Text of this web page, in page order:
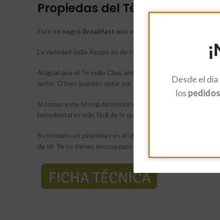
Desde el día
los
Propiedas del Té Negro
Este té negro Breakfast eco está compuesto por dos
La variedad india Assam es de tono rojizo oscuro y de
Al igual que el Té indio Chai, ambas variedades se suelen
leche. O bien puedes optar por disfrutar de él como
Si tomas este té regularmente después de las comidas,
bucodental es más fácil de lo que crees con este
Su formato en pirámides es el ideal para poder llevarlo a
de té. Ya no tienes excusa para desayunar como un